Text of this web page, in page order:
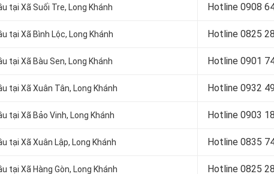
tại Xã Suối Tre, Long Khánh Hotline 0908
tại Xã Bình Lộc, Long Khánh Hotline 0825
tại Xã Bàu Sen, Long Khánh Hotline 0901
tại Xã Xuân Tân, Long Khánh Hotline 0932
tại Xã Bảo Vinh, Long Khánh Hotline 0903
tại Xã Xuân Lập, Long Khánh Hotline 0835
Xã Hàng Gòn, Long Khánh Hotline 0825